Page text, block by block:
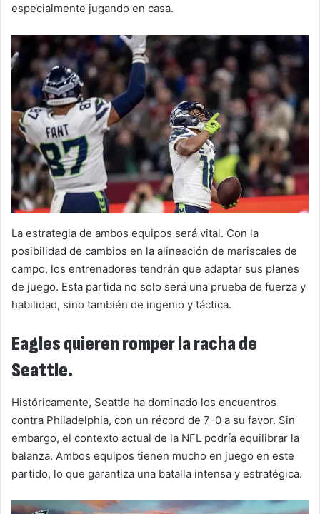
especialmente jugando en casa.
La estrategia de ambos equipos será vital. Con la
posibilidad de cambios en la alineación de mariscales de
campo, los entrenadores tendrán que adaptar sus planes
de juego. Esta partida no solo será una prueba de fuerza y
habilidad, sino también de ingenio y táctica.
Eagles quieren romper la racha de
Seattle.
Históricamente, Seattle ha dominado los encuentros
contra Philadelphia, con un récord de 7-0 a su favor. Sin
embargo, el contexto actual de la NFL podría equilibrar la
balanza. Ambos equipos tienen mucho en juego en este
partido, lo que garantiza una batalla intensa y estratégica.